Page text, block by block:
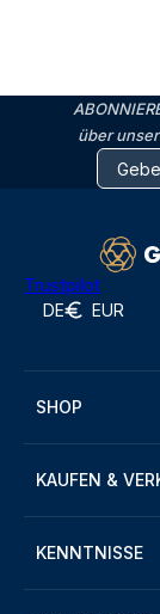
über
Trustpilot
DE EUR
SHOP
KAUFEN &
KENNTNISSE